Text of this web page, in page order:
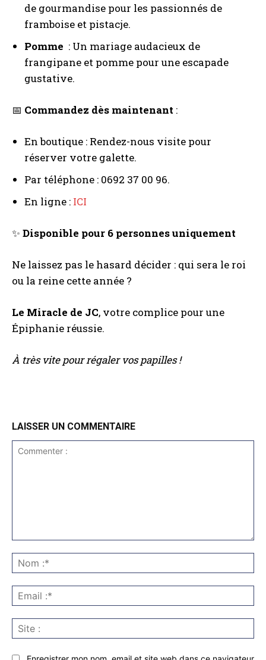
de gourmandise pour les passionnés de
framboise et pistacje.
Pomme : Un mariage audacieux de
frangipane et pomme pour une escapade
gustative.
📅 Commandez dès maintenant :
En boutique : Rendez-nous visite pour
réserver votre galette.
Par téléphone : 0692 37 00 96.
En ligne : ICI
✨ Disponible pour 6 personnes uniquement
Ne laissez pas le hasard décider : qui sera le roi
ou la reine cette année ?
Le Miracle de JC, votre complice pour une
Épiphanie réussie.
À très vite pour régaler vos papilles !
LAISSER UN COMMENTAIRE
:*
:*
: